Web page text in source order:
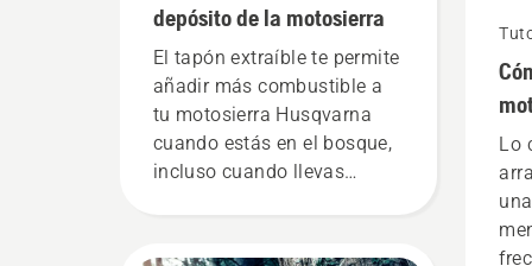
depósito de la motosierra
El tapón extraíble te permite
añadir más combustible a
tu motosierra Husqvarna
cuando estás en el bosque,
incluso cuando llevas
destornillador si es
Lo